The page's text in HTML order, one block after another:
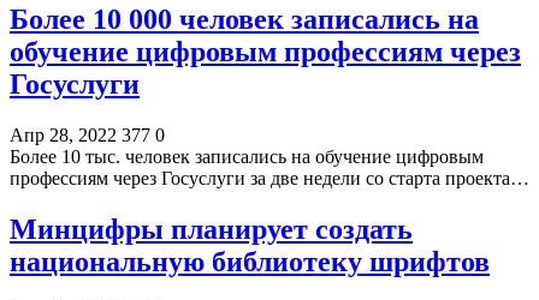
Более 10 000 человек записались на
обучение цифровым профессиям через
Госуслуги
Апр 28, 2022 377 0
Более 10 тыс. человек записались на обучение цифровым
профессиям через Госуслуги за две недели со старта проекта…
Минцифры планирует создать
национальную библиотеку шрифтов